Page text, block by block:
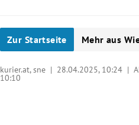
Zur Startseite Mehr aus
kurier.at, sne | 28.04.2025, 10:24 |
10:10